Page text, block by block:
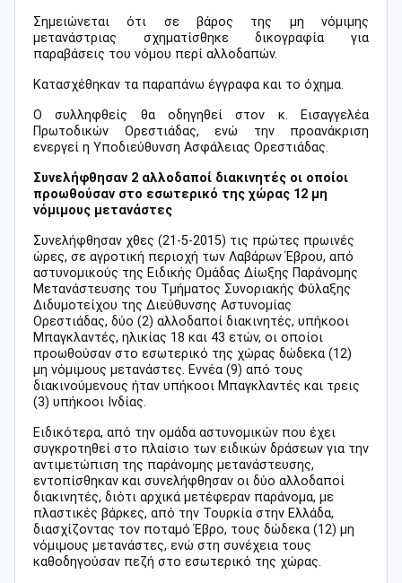
Σημειώνεται ότι σε βάρος της μη νόμιμης
μετανάστριας σχηματίσθηκε δικογραφία για
παραβάσεις του νόμου περί αλλοδαπών.
Κατασχέθηκαν τα παραπάνω έγγραφα και το όχημα.
Ο συλληφθείς θα οδηγηθεί στον κ. Εισαγγελέα
Πρωτοδικών Ορεστιάδας, ενώ την προανάκριση
ενεργεί η Υποδιεύθυνση Ασφάλειας Ορεστιάδας.
Συνελήφθησαν 2 αλλοδαποί διακινητές οι οποίοι
προωθούσαν στο εσωτερικό της χώρας 12 μη
νόμιμους μετανάστες
Συνελήφθησαν χθες (21-5-2015) τις πρώτες πρωινές
ώρες, σε αγροτική περιοχή των Λαβάρων Έβρου, από
αστυνομικούς της Ειδικής Ομάδας Δίωξης Παράνομης
Μετανάστευσης του Τμήματος Συνοριακής Φύλαξης
Διδυμοτείχου της Διεύθυνσης Αστυνομίας
Ορεστιάδας, δύο (2) αλλοδαποί διακινητές, υπήκοοι
Μπαγκλαντές, ηλικίας 18 και 43 ετών, οι οποίοι
προωθούσαν στο εσωτερικό της χώρας δώδεκα (12)
μη νόμιμους μετανάστες. Εννέα (9) από τους
διακινούμενους ήταν υπήκοοι Μπαγκλαντές και τρεις
(3) υπήκοοι Ινδίας.
Ειδικότερα, από την ομάδα αστυνομικών που έχει
συγκροτηθεί στο πλαίσιο των ειδικών δράσεων για την
αντιμετώπιση της παράνομης μετανάστευσης,
εντοπίσθηκαν και συνελήφθησαν οι δύο αλλοδαποί
διακινητές, διότι αρχικά μετέφεραν παράνομα, με
πλαστικές βάρκες, από την Τουρκία στην Ελλάδα,
διασχίζοντας τον ποταμό Έβρο, τους δώδεκα (12) μη
νόμιμους μετανάστες, ενώ στη συνέχεια τους
καθοδηγούσαν πεζή στο εσωτερικό της χώρας.